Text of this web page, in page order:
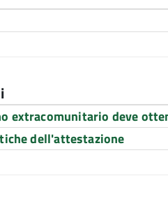
extracomunitario deve
dell'attestazione